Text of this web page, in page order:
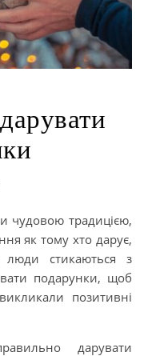
як тому хто дарує,
стикаються з
подарунки, щоб
позитивні
дарувати